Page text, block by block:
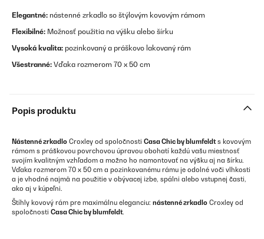
Elegantné: nástenné zrkadlo so štýlovým kovovým rámom
Flexibilné: Možnosť použitia na výšku alebo šírku
Vysoká kvalita: pozinkovaný a práškovo lakovaný rám
Všestranné: Vďaka rozmerom 70 x 50 cm
Popis produktu
Nástenné zrkadlo Croxley od spoločnosti Casa Chic by blumfeldts kovovým
rámom s práškovou povrchovou úpravou obohatí každú vašu miestnosť
svojím kvalitným vzhľadom a možno ho namontovať na výšku aj na šírku.
Vďaka rozmerom 70 x 50 cm a pozinkovanému rámu je odolné voči vlhkosti
a je vhodné najmä na použitie v obývacej izbe, spálni alebo vstupnej časti,
ako aj v kúpeľni.
Štíhly kovový rám pre maximálnu eleganciu: nástenné zrkadlo Croxley od
spoločnosti Casa Chic by blumfeldt.